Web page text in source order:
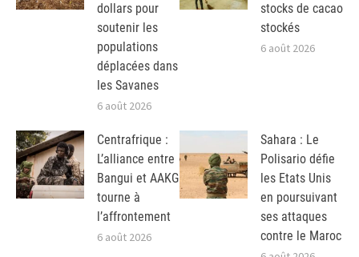
dollars pour
soutenir les
populations
déplacées dans
les Savanes
6 août 2026
stocks de cacao
stockés
6 août 2026
Centrafrique :
L’alliance entre
Bangui et AAKG
tourne à
l’affrontement
6 août 2026
Sahara : Le
Polisario défie
les Etats Unis
en poursuivant
ses attaques
contre le Maroc